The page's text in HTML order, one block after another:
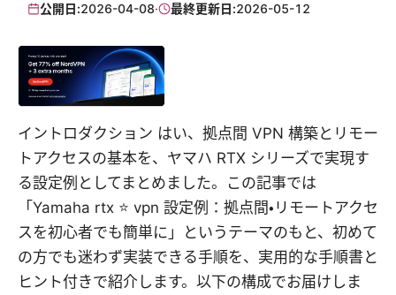
公開日:2026-04-08· 最終更新日:2026-05-12
イントロダクション はい、拠点間 VPN 構築とリモー
トアクセスの基本を、ヤマハ RTX シリーズで実現す
る設定例としてまとめました。この記事では
「Yamaha rtx ⭐ vpn 設定例：拠点間・リモートアクセ
スを初心者でも簡単に」というテーマのもと、初めて
の方でも迷わず実装できる手順を、実用的な手順書と
ヒント付きで紹介します。以下の構成でお届けしま